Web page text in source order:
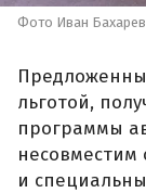
Фото Иван
льготой,
программы
и